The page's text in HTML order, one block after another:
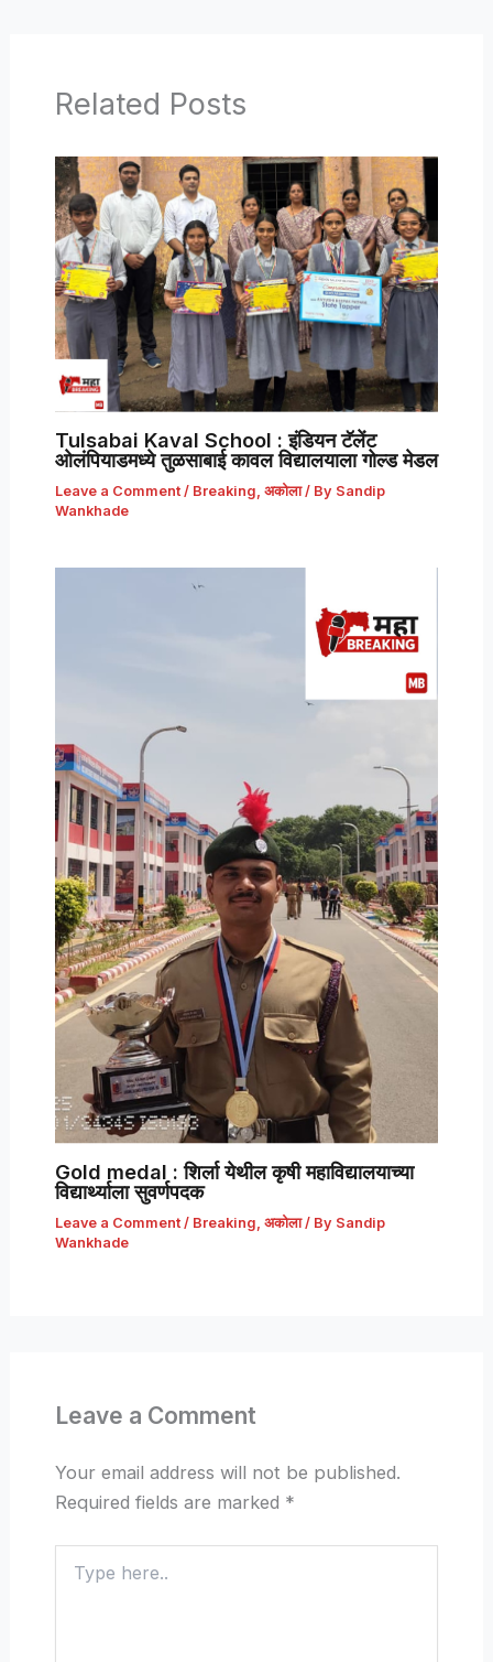
Related Posts
Tulsabai Kaval School : इंडियन टॅलेंट
ओलंपियाडमध्ये तुळसाबाई कावल विद्यालयाला गोल्ड मेडल
Leave a Comment / Breaking, अकोला/ By Sandip
Wankhade
Gold medal : शिर्ला येथील कृषी महाविद्यालयाच्या
विद्यार्थ्याला सुवर्णपदक
Leave a Comment / Breaking अकोला/ By Sandip
Wankhade
Leave a Comment
Your email address will not be published.
Required fields are marked *
here..